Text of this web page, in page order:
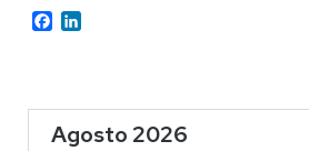
Facebook
Agosto 2026